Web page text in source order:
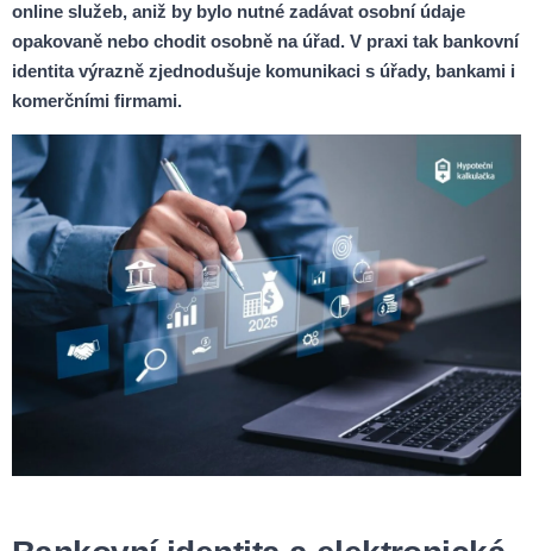
online služeb, aniž by bylo nutné zadávat osobní údaje
opakovaně nebo chodit osobně na úřad. V praxi tak bankovní
identita výrazně zjednodušuje komunikaci s úřady, bankami i
komerčními firmami.